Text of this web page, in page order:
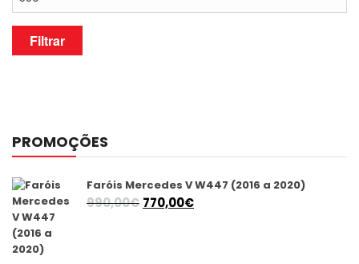
Filtrar
PROMOÇÕES
Faróis Mercedes V W447 (2016 a 2020)
990,00€ O
770,00€O